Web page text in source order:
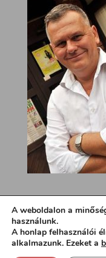
A weboldalon a
használunk.
A honlap felhasználói
alkalmazunk. Ezeket a